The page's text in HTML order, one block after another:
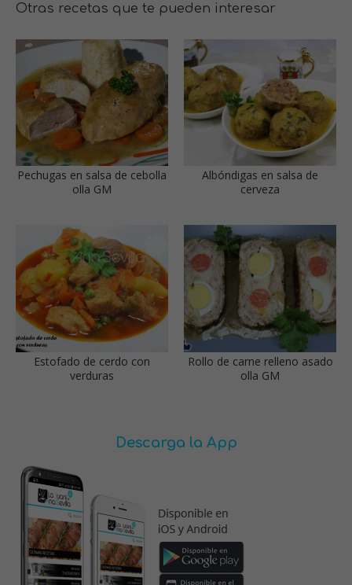
Otras recetas que te pueden interesar
Pechugas en salsa de cebolla
olla GM
Albóndigas en salsa de
cerveza
Estofado de cerdo con
verduras
Rollo de carne relleno asado
olla GM
Descarga la App